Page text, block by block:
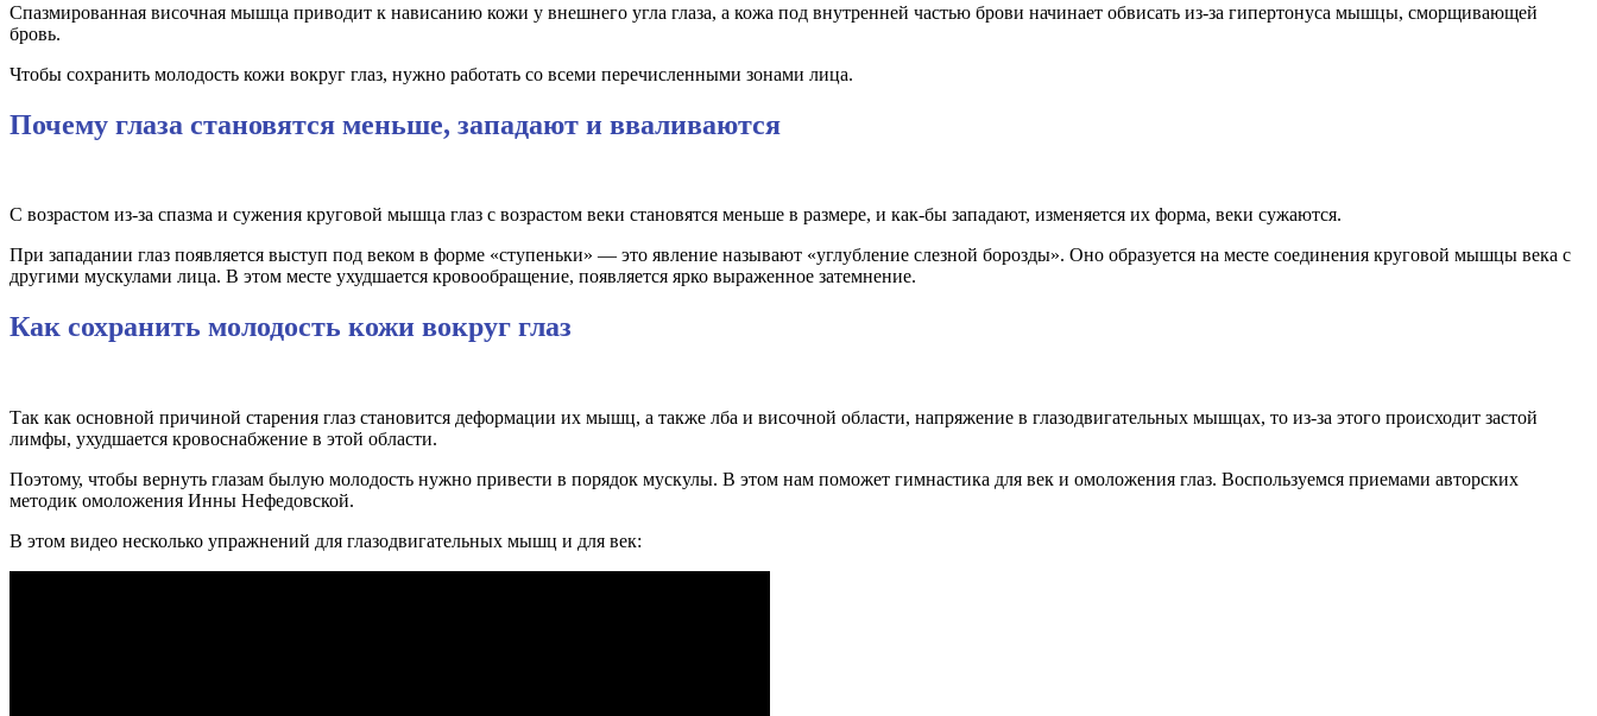
Спазмированная височная мышца приводит к нависанию кожи у внешнего угла глаза, а кожа под внутренней частью брови начинает обвисать из-за гипертонуса мышцы, сморщивающей
бровь.
Чтобы сохранить молодость кожи вокруг глаз, нужно работать со всеми перечисленными зонами лица.
Почему глаза становятся меньше, западают и вваливаются
С возрастом из-за спазма и сужения круговой мышца глаз с возрастом веки становятся меньше в размере, и как-бы западают, изменяется их форма, веки сужаются.
При западании глаз появляется выступ под веком в форме «ступеньки» — это явление называют «углубление слезной борозды». Оно образуется на месте соединения круговой мышцы века с
другими мускулами лица. В этом месте ухудшается кровообращение, появляется ярко выраженное затемнение.
Как сохранить молодость кожи вокруг глаз
Так как основной причиной старения глаз становится деформации их мышц, а также лба и височной области, напряжение в глазодвигательных мышцах, то из-за этого происходит застой
лимфы, ухудшается кровоснабжение в этой области.
Поэтому, чтобы вернуть глазам былую молодость нужно привести в порядок мускулы. В этом нам поможет гимнастика для век и омоложения глаз. Воспользуемся приемами авторских
методик омоложения Инны Нефедовской.
В этом видео несколько упражнений для глазодвигательных мышц и для век: